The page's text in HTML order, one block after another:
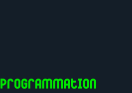
Programmation